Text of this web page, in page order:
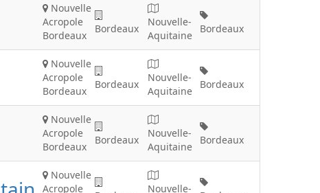
Nouvelle
Acropole
Bordeaux
Bordeaux
Nouvelle-
Aquitaine
Bordeaux
Nouvelle
Acropole
Bordeaux
Bordeaux
Nouvelle-
Aquitaine
Bordeaux
Nouvelle
Acropole
Bordeaux
Bordeaux
Nouvelle-
Aquitaine
Bordeaux
Nouvelle
Acropole
Nouvelle-